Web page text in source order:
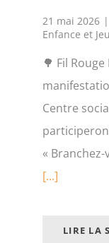
21 mai 2026 |
Enfance et
🌳 Fil
Centre
« Branchez-
[...]
LIRE LA